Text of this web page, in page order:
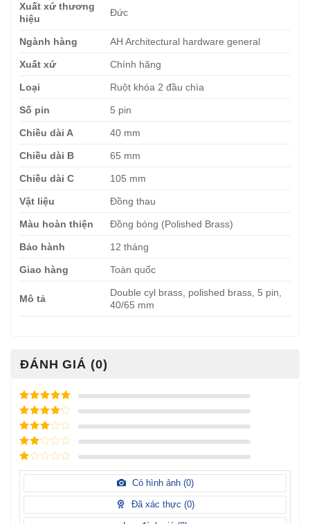
Xuất xứ thương
hiệu
Đức
Ngành hàng AH Architectural hardware general
Xuất xứ Chính hãng
Loại Ruột khóa 2 đầu chìa
Số pin 5 pin
Chiều dài A 40 mm
Chiều dài B 65 mm
Chiều dài C 105 mm
Vật liệu Đồng thau
Màu hoàn thiện Đồng bóng (Polished Brass)
Bảo hành 12 tháng
Giao hàng Toàn quốc
Mô tả
Double cyl brass, polished brass, 5 pin,
40/65 mm
ĐÁNH GIÁ (0)
Được xếp
hạng
5
5
sao
Được xếp
hạng
4
5
sao
Được
xếp
hạng3
5 sao
Được
hạng
sao
Được
hạng
sao
Có hình ảnh (0)
Đã xác thực (0)